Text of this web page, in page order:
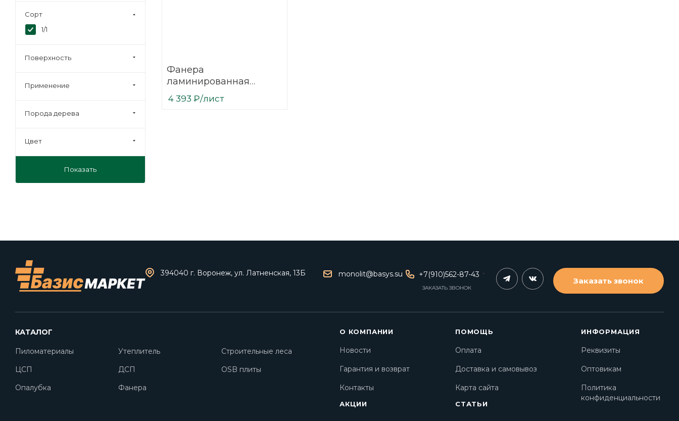
Фанера
ламинированная
(ФОФ) 21 мм 2440х1220
мм F/F сорт 1/1
4 393 ₽/лист
Сорт
1/1
Поверхность
Применение
Порода дерева
Цвет
Показать
394040 г. Воронеж, ул. Латненская, 13Б monolit@basys.su +7(910)562-87-43
ЗАКАЗАТЬ ЗВОНОК
Заказать звонок
КАТАЛОГ
Пиломатериалы Утеплитель
Строительные леса
ЦСП
ДСП
OSB плиты
Опалубка
Фанера
О КОМПАНИИ
Новости
Гарантия и возврат
Контакты
АКЦИИ
ПОМОЩЬ
Оплата
Доставка и самовывоз
Карта сайта
СТАТЬИ
ИНФОРМАЦИЯ
Реквизиты
Оптовикам
Политика
конфиденциальности